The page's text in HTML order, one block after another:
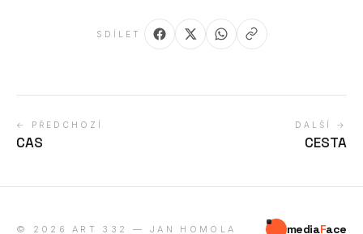
SDÍLET
← PŘEDCHOZÍ
CAS
DALŠÍ →
CESTA
© 2026 ART 332 — JAN HOMOLA mediaFace